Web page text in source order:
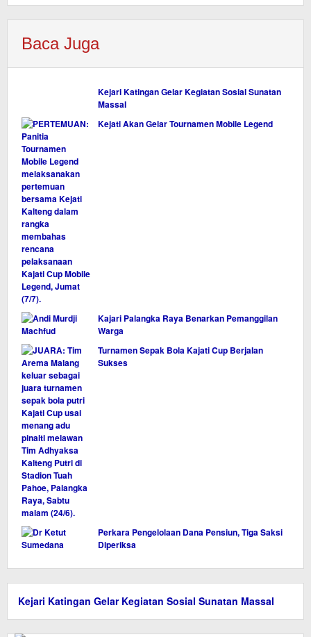
Baca Juga
Kejari Katingan Gelar Kegiatan Sosial Sunatan
Massal
Kejati Akan Gelar Tournamen Mobile Legend
Kajari Palangka Raya Benarkan Pemanggilan
Warga
Turnamen Sepak Bola Kajati Cup Berjalan
Sukses
Perkara Pengelolaan Dana Pensiun, Tiga Saksi
Diperiksa
Kejari Katingan Gelar Kegiatan Sosial Sunatan Massal